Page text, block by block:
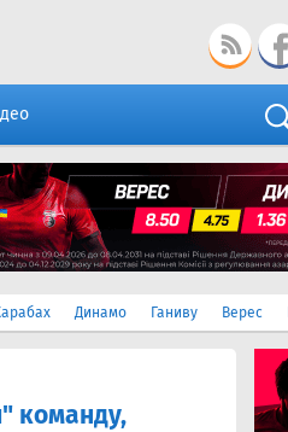
Динамо Ганиву Верес
команду,